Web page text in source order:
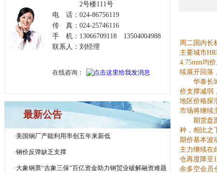
2号楼111号
电 话：024-86756119
传 真：024-25746116
手 机：13066709118 13504004988
联系人：刘经理
在线咨询：
最新公告
·美国钢厂产能利用率创五年来新低
·钢价反弹缺乏支撑
·大象钢票“吉象三保”百亿资金助力钢贸业破解融资难题
周二国内长
主要城市
4.75mm均
续展开回落
华泰长城
价支撑减弱
地区价格探
市场将继续
期货盘面
种，相比之
期价基本波
主力继续在
仓再度降至
余多空会员